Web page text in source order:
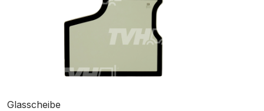
Glasscheibe